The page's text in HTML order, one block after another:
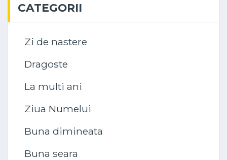
CATEGORII
Zi de nastere
Dragoste
La multi ani
Ziua Numelui
Buna dimineata
Buna seara